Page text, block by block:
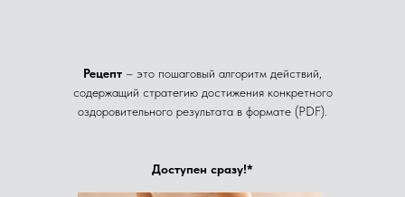
Доступен сразу!*
Рецепт – это пошаговый алгоритм действий,
содержащий стратегию достижения конкретного
оздоровительного результата в формате (PDF).